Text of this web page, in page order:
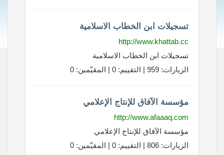
تسجيلات ابن الخطاب الاسلامية
http://www.khattab.cc
تسجيلات ابن الخطاب الاسلامية
الزيارات: 959 | التقييم: 0 | المقيّمين: 0
مؤسسة الآفاق للإنتاج الإعلامي
http://www.afaaaq.com
مؤسسة الآفاق للإنتاج الإعلامي
الزيارات: 806 | التقييم: 0 | المقيّمين: 0